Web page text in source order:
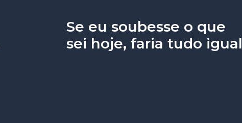
Se eu soubesse o que
sei hoje, faria tudo igual